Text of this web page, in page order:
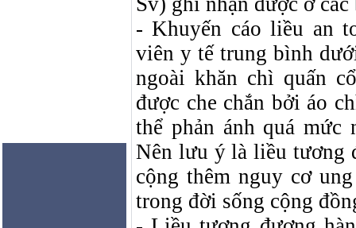
- Khuyến cáo liều an
viên y tế trung bình
ngoài khăn chì quấn
được che chắn bởi áo
thể phản ánh quá mức
Nên lưu ý là liều tương
cộng thêm nguy cơ
trong đời sống cộng